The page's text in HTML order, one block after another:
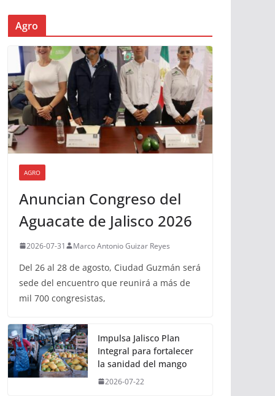
Agro
AGRO
Anuncian Congreso del
Aguacate de Jalisco 2026
2026-07-31 Marco Antonio Guizar Reyes
Del 26 al 28 de agosto, Ciudad Guzmán será
sede del encuentro que reunirá a más de
mil 700 congresistas,
Impulsa Jalisco Plan
Integral para fortalecer
la sanidad del mango
2026-07-22